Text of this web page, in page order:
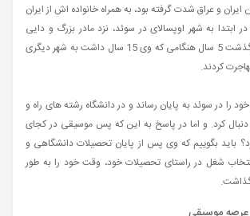
و عراق شدت گرفته بود، به همراه خانواده اش از ایران
ابتدا به شهر اوپسالای در سوئد، نزد مادر بزرگ و دایی
آرش، رفتند و پس از گذشت 5 سال هنگامی که وی 15 سال داشت به شهر دیگری
کردند.
را در سوئد به پایان رساند و در دانشگاه رشته های راه و
دنبال کرد. و اما در پاسخ به این که پس موسیقی در کجای
باید بگوییم که وی پس از پایان تحصیلات دانشگاهی و
شغل در راستای تحصیلات خود، وقت خود را به طور